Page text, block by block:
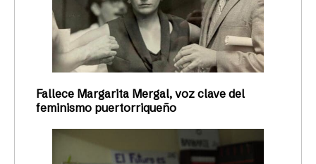
Fallece Margarita Mergal, voz clave del
feminismo puertorriqueño